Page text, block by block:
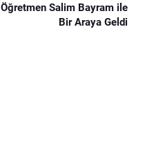
Öğretmen Salim Bayram ile
Bir Araya Geldi